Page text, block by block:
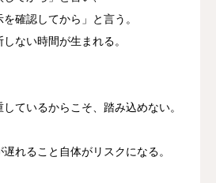
確認してから」と言う。
ない時間が生まれる。
ているからこそ、踏み込めない。
れること自体がリスクになる。